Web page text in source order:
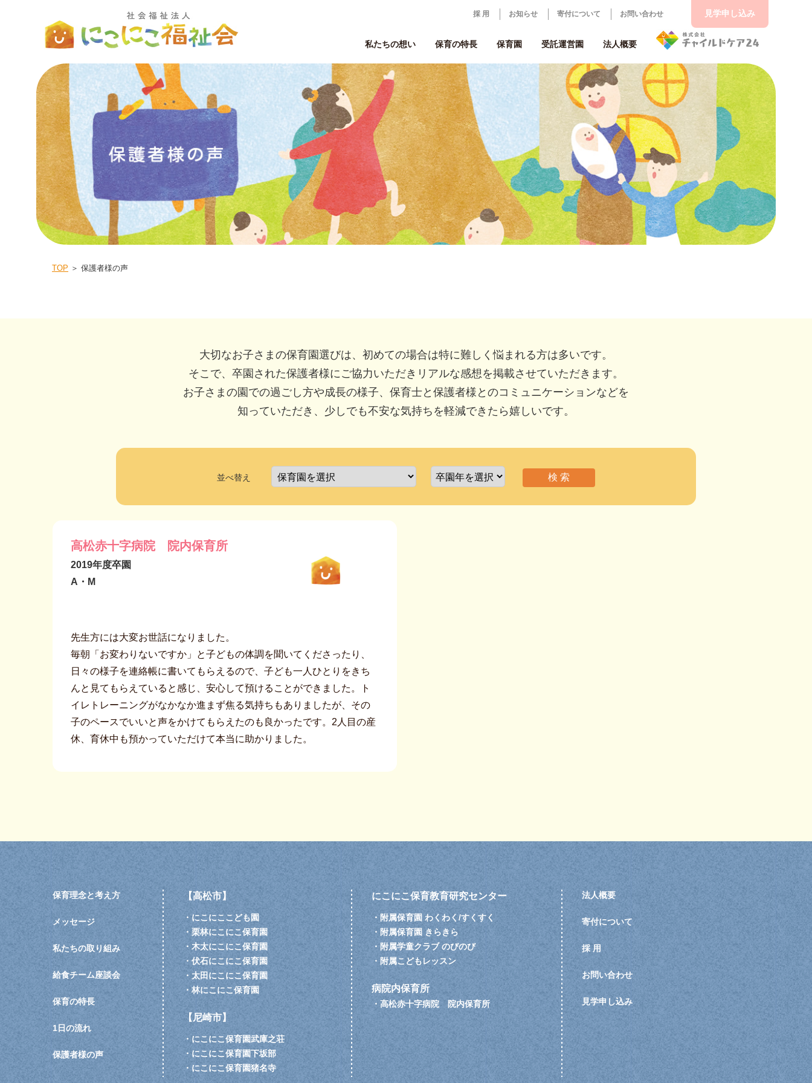
採 用 お知らせ 寄付について お問い合わせ
私たちの想い 保育の特長 保育園 受託運営園 法人概要
見学申し込み
TOP ＞ 保護者様の声
大切なお子さまの保育園選びは、初めての場合は特に難しく悩まれる方は多いです。
そこで、卒園された保護者様にご協力いただきリアルな感想を掲載させていただきます。
お子さまの園での過ごし方や成長の様子、保育士と保護者様とのコミュニケーションなどを
知っていただき、少しでも不安な気持ちを軽減できたら嬉しいです。
並べ替え
高松赤十字病院 院内保育所
2019年度卒園
A・M
先生方には大変お世話になりました。
毎朝「お変わりないですか」と子どもの体調を聞いてくださったり、
日々の様子を連絡帳に書いてもらえるので、子ども一人ひとりをきち
んと見てもらえていると感じ、安心して預けることができました。ト
イレトレーニングがなかなか進まず焦る気持ちもありましたが、その
子のペースでいいと声をかけてもらえたのも良かったです。2人目の産
休、育休中も預かっていただけて本当に助かりました。
保育理念と考え方
メッセージ
私たちの取り組み
給食チーム座談会
保育の特長
1日の流れ
保護者様の声
【高松市】
・にこにここども園
・ 栗林にこにこ保育園
・ 木太にこにこ保育園
・伏石にこにこ保育園
・ 太田にこにこ保育園
・ 林にこにこ保育園
【尼崎市】
・ にこにこ保育園武庫之荘
・にこにこ保育園下坂部
・ にこにこ保育園猪名寺
にこにこ保育教育研究センター
・ 附属保育園 わくわく/すくすく
・ 附属保育園 きらきら
・附属学童クラブ のびのび
・ 附属こどもレッスン
病院内保育所
・ 高松赤十字病院 院内保育所
法人概要
寄付について
採 用
お問い合わせ
見学申し込み